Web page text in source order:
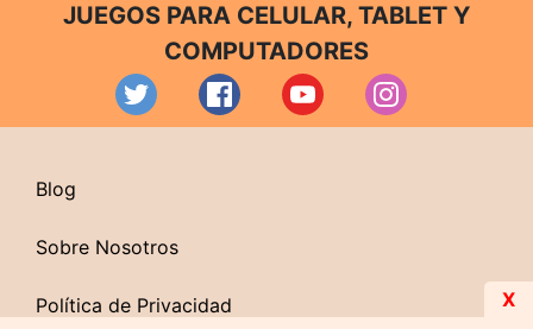
JUEGOS PARA CELULAR, TABLET Y
COMPUTADORES
Blog
Sobre Nosotros
Política de Privacidad X